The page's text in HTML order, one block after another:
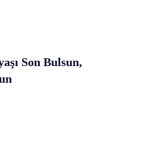
Son Bulsun,